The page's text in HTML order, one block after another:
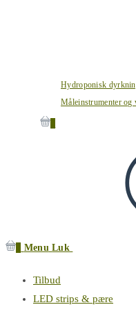
Hydroponisk
Måleinstrumenter og
Menu Luk
Tilbud
LED strips & pære